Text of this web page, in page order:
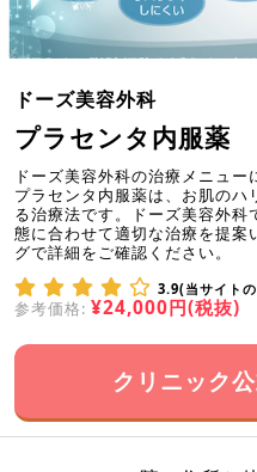
ドーズ美容外科
プラセンタ内服薬
ドーズ美容外科の治療メニュー
プラセンタ内服薬は、お肌のハ
る治療法です。ドーズ美容外
態に合わせて適切な治療を提案
グで詳細をご確認ください。
3.9(当サイト
参考価格: ¥24,000円(税抜)
クリニック